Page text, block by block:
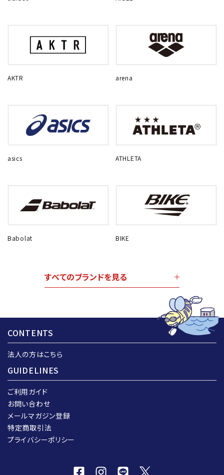
AKTR arena
asics ATHLETA
Babolat BIKE
すべてのブランドを見る
CONTENTS
法人の方はこちら
GUIDELINES
ご利用ガイド
お問い合わせ
メールマガジン登録
特定商取引法
プライバシーポリシー